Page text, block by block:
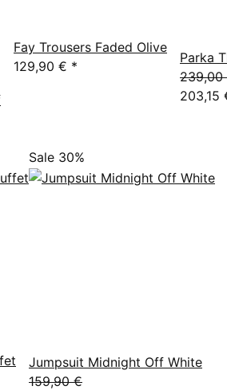
Fay Trousers Faded Olive
129,90 € *
Parka
239,00
203,15
Sale 30%
Jumpsuit Midnight Off White
159,90 €